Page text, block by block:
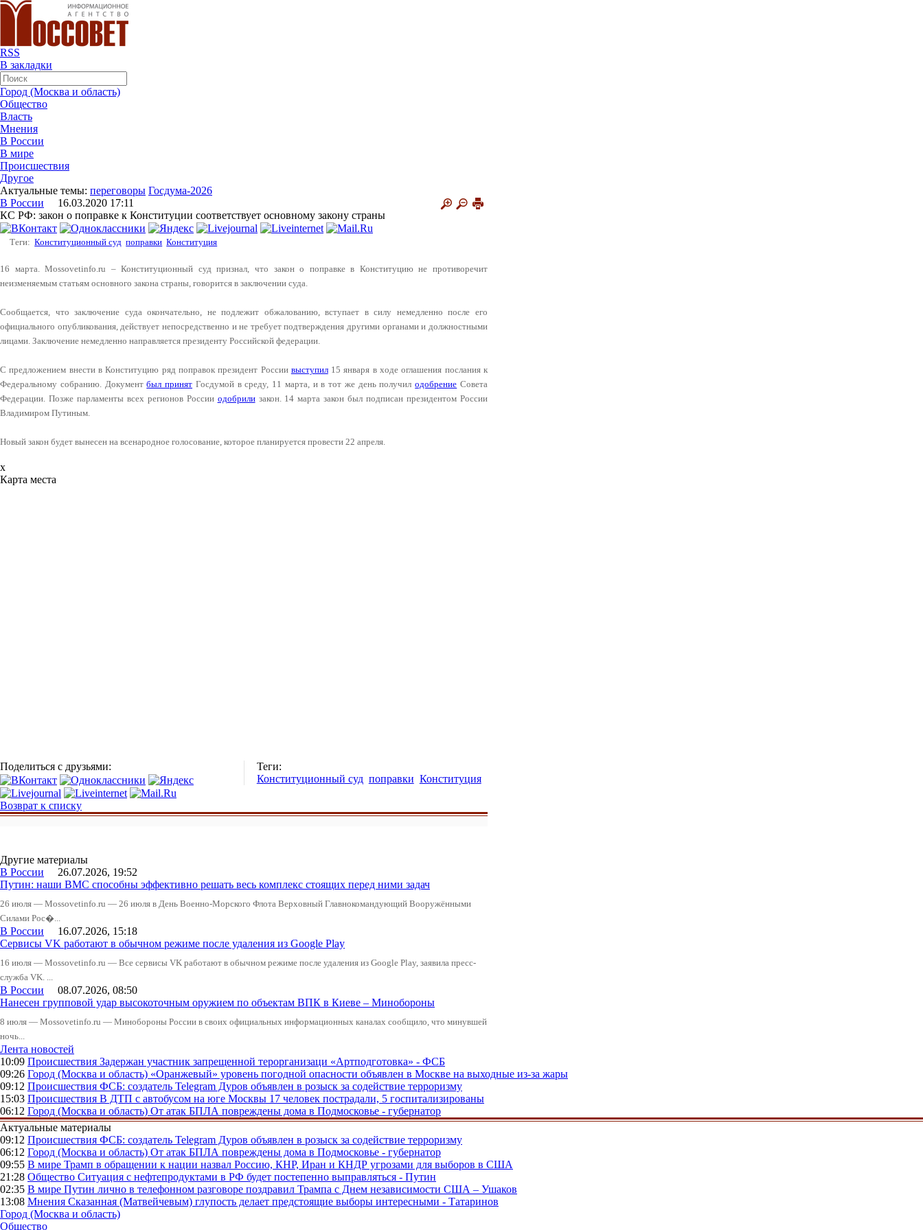
RSS
В закладки
Город (Москва и область)
Общество
Власть
Мнения
В России
В мире
Происшествия
Другое
Актуальные темы: переговоры Госдума-2026
В России 16.03.2020 17:11
КС РФ: закон о поправке к Конституции соответствует основному закону страны
Теги: Конституционный суд поправки Конституция
16 марта. Mossovetinfo.ru – Конституционный суд признал, что закон о поправке в Конституцию не противоречит
неизменяемым статьям основного закона страны, говорится в заключении суда.
Сообщается, что заключение суда окончательно, не подлежит обжалованию, вступает в силу немедленно после его
официального опубликования, действует непосредственно и не требует подтверждения другими органами и должностными
лицами. Заключение немедленно направляется президенту Российской федерации.
С предложением внести в Конституцию ряд поправок президент России выступил15 января в ходе оглашения послания к
Федеральному собранию. Документбыл принят Госдумой в среду, 11 марта, и в тот же день получилодобрение Совета
Федерации. Позже парламенты всех регионов России одобрилизакон. 14 марта закон был подписан президентом России
Владимиром Путиным.
Новый закон будет вынесен на всенародное голосование, которое планируется провести 22 апреля.
x
Карта места
Поделиться с друзьями:
Теги:
Конституционный суд поправки Конституция
Возврат к списку
Другие материалы
В России 26.07.2026, 19:52
Путин: наши ВМС способны эффективно решать весь комплекс стоящих перед ними задач
26 июля — Mossovetinfo.ru — 26 июля в День Военно-Морского Флота Верховный Главнокомандующий Вооружёнными
Силами Рос�...
В России 16.07.2026, 15:18
Сервисы VK работают в обычном режиме после удаления из Google Play
16 июля — Mossovetinfo.ru — Все сервисы VK работают в обычном режиме после удаления из Google Play, заявила пресс-
служба VK. ...
В России 08.07.2026, 08:50
Нанесен групповой удар высокоточным оружием по объектам ВПК в Киеве – Минобороны
8 июля — Mossovetinfo.ru — Минобороны России в своих официальных информационных каналах сообщило, что минувшей
ночь...
Лента новостей
10:09 Происшествия Задержан участник запрещенной терорганизаци «Артподготовка» - ФСБ
09:26 Город (Москва и область) «Оранжевый» уровень погодной опасности объявлен в Москве на выходные из-за жары
09:12 Происшествия ФСБ: создатель Telegram Дуров объявлен в розыск за содействие терроризму
15:03 Происшествия В ДТП с автобусом на юге Москвы 17 человек пострадали, 5 госпитализированы
06:12 Город (Москва и область) От атак БПЛА повреждены дома в Подмосковье - губернатор
Актуальные материалы
09:12 Происшествия ФСБ: создатель Telegram Дуров объявлен в розыск за содействие терроризму
06:12 Город (Москва и область) От атак БПЛА повреждены дома в Подмосковье - губернатор
09:55 В мире Трамп в обращении к нации назвал Россию, КНР, Иран и КНДР угрозами для выборов в США
21:28 Общество Ситуация с нефтепродуктами в РФ будет постепенно выправляться - Путин
02:35 В мире Путин лично в телефонном разговоре поздравил Трампа с Днем независимости США – Ушаков
13:08 Мнения Сказанная (Матвейчевым) глупость делает предстоящие выборы интересными - Татаринов
Город (Москва и область)
Общество